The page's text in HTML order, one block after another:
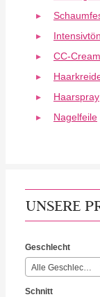
CC-Cream
Haarspray
Nagelfeile
UNSERE
Geschlecht
Alle Geschlechter
Schnitt